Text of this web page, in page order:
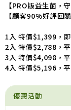
【PRO版益生菌，
【顧客90%好評回
1入 特價$1,399，
2入 特價$2,788，
3入 特價$4,098，
4入 特價$5,196，
優惠活動